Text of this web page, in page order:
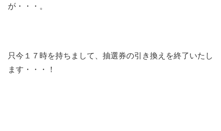
が・・・。
只今１７時を持ちまして、抽選券の引き換えを終了いたし
ます・・・！